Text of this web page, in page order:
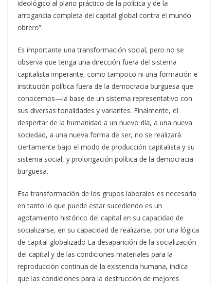
ideológico al plano práctico de la política y de la
arrogancia completa del capital global contra el mundo
obrero”.
Es importante una transformación social, pero no se
observa que tenga una dirección fuera del sistema
capitalista imperante, como tampoco ni una formación e
institución política fuera de la democracia burguesa que
conocemos—la base de un sistema representativo con
sus diversas tonalidades y variantes. Final­mente, el
despertar de la humanidad a un nuevo día, a una nueva
sociedad, a una nueva forma de ser, no se realizará
ciertamente bajo el modo de producción capitalista y su
sistema social, y prolongación políti­ca de la democracia
burguesa.
Esa transformación de los grupos laborales es necesaria
en tanto lo que puede estar sucediendo es un
agotamiento histórico del capital en su capacidad de
socializarse, en su capacidad de realizarse, por una lógica
de capital globalizado La desaparición de la socialización
del capital y de las condiciones materia­les para la
reproducción continua de la existencia humana, indica
que las condi­ciones para la destrucción de mejores